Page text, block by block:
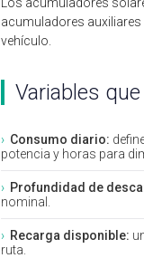
acumuladores
vehículo.
Variables
› Consumo diario:
potencia y horas para
› Profundidad de
nominal.
› Recarga disponible:
ruta.